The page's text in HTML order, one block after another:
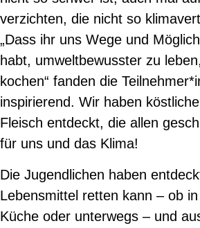
verzichten, die nicht so
„Dass ihr uns Wege und
habt, umweltbewusster zu
kochen“ fanden die
inspirierend. Wir haben
Fleisch entdeckt, die allen
für uns und das Klima!
Die Jugendlichen haben
Lebensmittel retten kann – ob
Küche oder unterwegs – und